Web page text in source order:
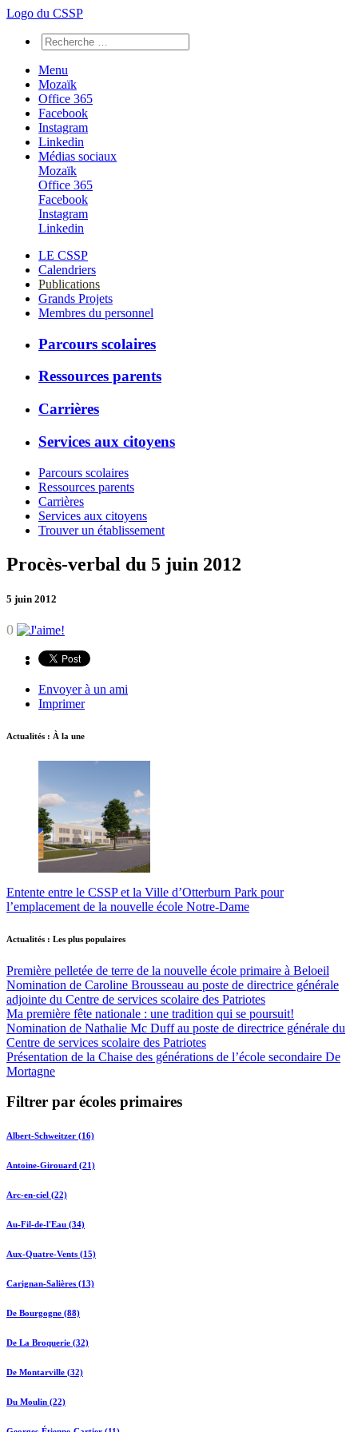
Logo du CSSP
Menu
Mozaïk
Office 365
Facebook
Instagram
Linkedin
Médias sociaux
Mozaïk
Office 365
Facebook
Instagram
Linkedin
LE CSSP
Calendriers
Publications
Grands Projets
Membres du personnel
Parcours scolaires
Ressources parents
Carrières
Services aux citoyens
Parcours scolaires
Ressources parents
Carrières
Services aux citoyens
Trouver un établissement
Procès-verbal du 5 juin 2012
5 juin 2012
0
Envoyer à un ami
Imprimer
Actualités : À la une
Entente entre le CSSP et la Ville d’Otterburn Park pour
l’emplacement de la nouvelle école Notre-Dame
Actualités : Les plus populaires
Première pelletée de terre de la nouvelle école primaire à Beloeil
Nomination de Caroline Brousseau au poste de directrice générale
adjointe du Centre de services scolaire des Patriotes
Ma première fête nationale : une tradition qui se poursuit!
Nomination de Nathalie Mc Duff au poste de directrice générale du
Centre de services scolaire des Patriotes
Présentation de la Chaise des générations de l’école secondaire De
Mortagne
Filtrer par écoles primaires
Albert-Schweitzer (16)
Antoine-Girouard (21)
Arc-en-ciel (22)
Au-Fil-de-l'Eau (34)
Aux-Quatre-Vents (15)
Carignan-Salières (13)
De Bourgogne (88)
De La Broquerie (32)
De Montarville (32)
Du Moulin (22)